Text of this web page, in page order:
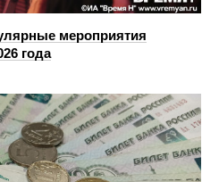
мероприятия
года